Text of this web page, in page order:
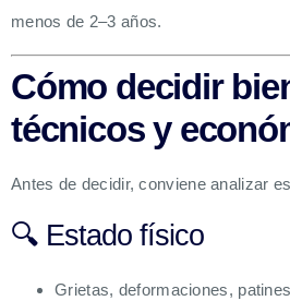
menos de 2–3 años.
Cómo decidir
técnicos y
Antes de decidir, conviene analizar
🔍 Estado físico
Grietas, deformaciones,